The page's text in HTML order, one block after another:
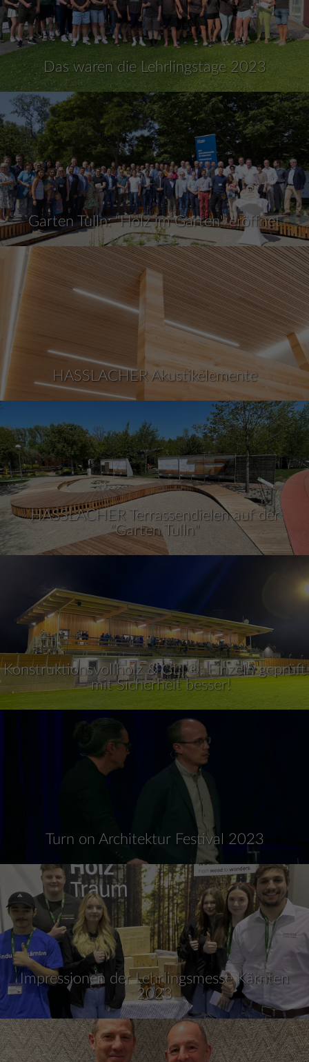
Das waren die Lehrlingstage 2023
Garten Tulln: "Holz im Garten" eröffnet
HASSLACHER Akustikelemente
HASSLACHER Terrassendielen auf der
"Garten Tulln"
Konstruktionsvollholz & GLT®: Einzeln geprüft
– mit Sicherheit besser!
Turn on Architektur Festival 2023
Impressionen der Lehrlingsmesse Kärnten
2023